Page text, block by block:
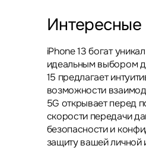
iPhone 13 богат
идеальным выбором
15 предлагает
возможности
5G открывает перед
скорости передачи
безопасности и
защиту вашей